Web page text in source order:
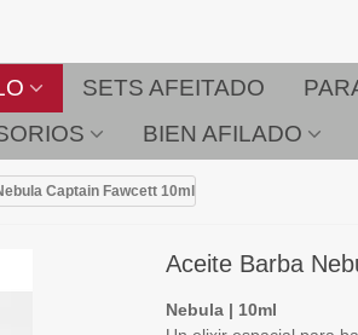
SETS AFEITADO
BIEN AFILADO
Captain Fawcett 10ml
Aceite Barba
Nebula | 10ml